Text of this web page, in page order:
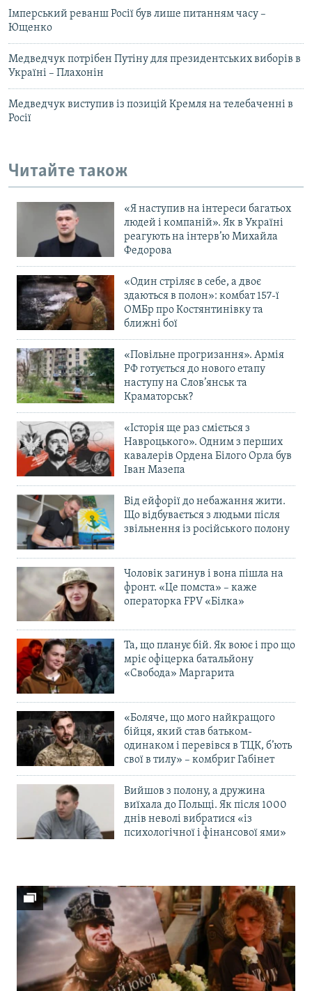
Імперський реванш Росії був лише питанням часу –
Ющенко
Медведчук потрібен Путіну для президентських виборів в
Україні – Плахонін
Медведчук виступив із позицій Кремля на телебаченні в
Росії
Читайте також
«Я наступив на інтереси багатьох
людей і компаній». Як в Україні
реагують на інтерв’ю Михайла
Федорова
«Один стріляє в себе, а двоє
здаються в полон»: комбат 157-ї
ОМБр про Костянтинівку та
ближні бої
«Повільне прогризання». Армія
РФ готується до нового етапу
наступу на Слов’янськ та
Краматорськ?
«Історія ще раз сміється з
Навроцького». Одним з перших
кавалерів Ордена Білого Орла був
Іван Мазепа
Від ейфорії до небажання жити.
Що відбувається з людьми після
звільнення із російського полону
Чоловік загинув і вона пішла на
фронт. «Це помста» – каже
операторка FPV «Білка»
Та, що планує бій. Як воює і про що
мріє офіцерка батальйону
«Свобода» Маргарита
«Боляче, що мого найкращого
бійця, який став батьком-
одинаком і перевівся в ТЦК, б’ють
свої в тилу» – комбриг Габінет
Вийшов з полону, а дружина
виїхала до Польщі. Як після 1000
днів неволі вибратися «із
психологічної і фінансової ями»